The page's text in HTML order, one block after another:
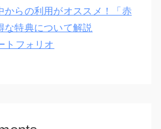
からの利用がオススメ！「赤
な特典について解説
トフォリオ